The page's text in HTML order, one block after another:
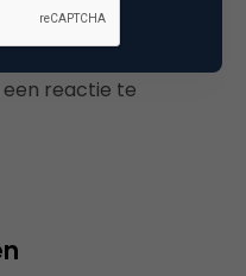
reactie te